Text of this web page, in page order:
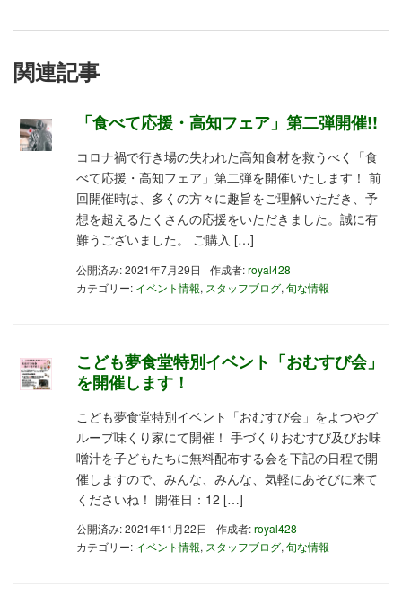
関連記事
「食べて応援・高知フェア」第二弾開催!!
コロナ禍で行き場の失われた高知食材を救うべく「食
べて応援・高知フェア」第二弾を開催いたします！ 前
回開催時は、多くの方々に趣旨をご理解いただき、予
想を超えるたくさんの応援をいただきました。誠に有
難うございました。 ご購入 […]
公開済み: 2021年7月29日 作成者:royal428
カテゴリー: イベント情報, スタッフブログ, 旬な情報
こども夢食堂特別イベント「おむすび会」
を開催します！
こども夢食堂特別イベント「おむすび会」をよつやグ
ループ味くり家にて開催！ 手づくりおむすび及びお味
噌汁を子どもたちに無料配布する会を下記の日程で開
催しますので、みんな、みんな、気軽にあそびに来て
くださいね！ 開催日：12 […]
公開済み: 2021年11月22日 作成者:royal428
カテゴリー: イベント情報, スタッフブログ, 旬な情報